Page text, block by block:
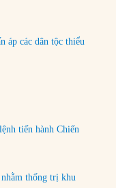
áp các dân tộc thiểu
tiến hành Chiến
thống trị khu